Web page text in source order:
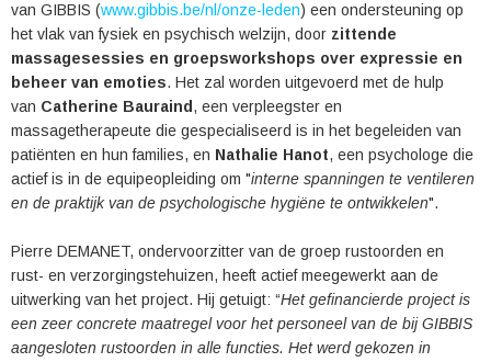
van GIBBIS (www.gibbis.be/nl/onze-leden) een ondersteuning op
het vlak van fysiek en psychisch welzijn, door zittende
massagesessies en groepsworkshops over expressie en
beheer van emoties. Het zal worden uitgevoerd met de hulp
van Catherine Bauraind , een verpleegster en
massagetherapeute die gespecialiseerd is in het begeleiden van
patiënten en hun families, en Nathalie Hanot, een psychologe die
actief is in de equipeopleiding om "interne spanningen te ventileren
en de praktijk van de psychologische hygiëne te ontwikkelen".
Pierre DEMANET, ondervoorzitter van de groep rustoorden en
rust- en verzorgingstehuizen, heeft actief meegewerkt aan de
uitwerking van het project. Hij getuigt: “Het gefinancierde project is
een zeer concrete maatregel voor het personeel van de bij GIBBIS
aangesloten rustoorden in alle functies. Het werd gekozen in